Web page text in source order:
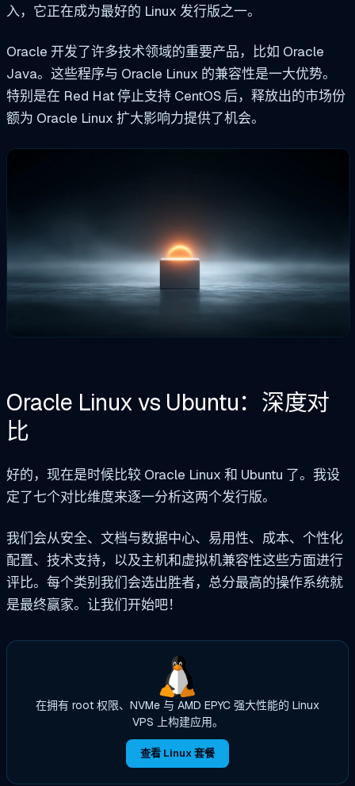
入，它正在成为最好的 Linux 发行版之一。
Oracle 开发了许多技术领域的重要产品，比如 Oracle
Java。这些程序与 Oracle Linux 的兼容性是一大优势。
特别是在 Red Hat 停止支持 CentOS 后，释放出的市场份
额为 Oracle Linux 扩大影响力提供了机会。
Oracle Linux vs Ubuntu：深度对
比
好的，现在是时候比较 Oracle Linux 和 Ubuntu 了。我设
定了七个对比维度来逐一分析这两个发行版。
我们会从安全、文档与数据中心、易用性、成本、个性化
配置、技术支持，以及主机和虚拟机兼容性这些方面进行
评比。每个类别我们会选出胜者，总分最高的操作系统就
是最终赢家。让我们开始吧！
在拥有 root 权限、NVMe 与 AMD EPYC 强大性能的 Linux
VPS 上构建应用。
查看 Linux 套餐